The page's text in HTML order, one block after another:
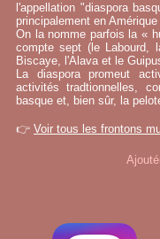
l'appellation "diaspora
principalement en
On la nomme parfois la «
compte sept (le Labourd,
Biscaye, l'Alava et le
La diaspora promeut
activités tradtionnelles,
basque et, bien sûr, la
👉 Voir tous les frontons